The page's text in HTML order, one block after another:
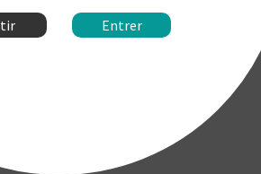
est disponible !
Entrer